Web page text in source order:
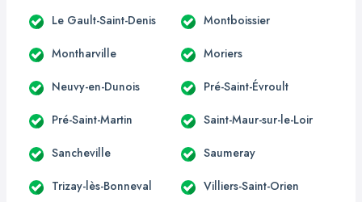
Le Gault-Saint-Denis Montboissier
Montharville Moriers
Neuvy-en-Dunois Pré-Saint-Évroult
Pré-Saint-Martin Saint-Maur-sur-le-Loir
Sancheville Saumeray
Trizay-lès-Bonneval Villiers-Saint-Orien